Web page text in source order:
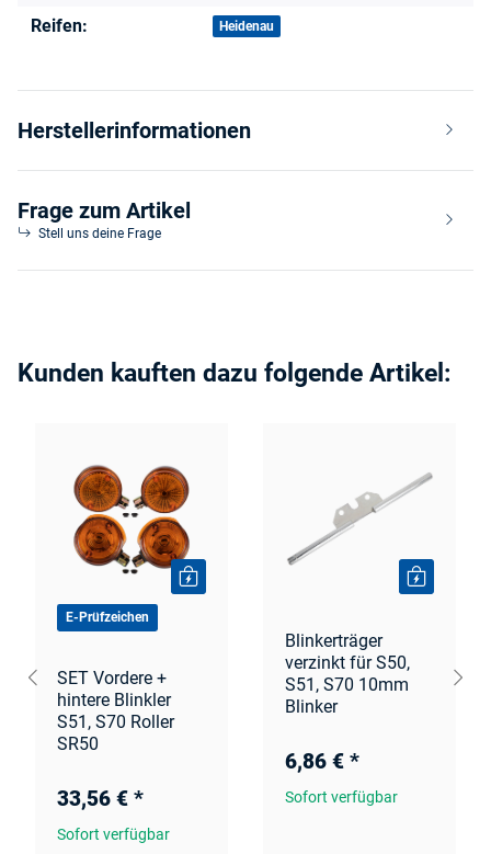
Reifen: Heidenau
Herstellerinformationen
Frage zum Artikel
Stell uns deine Frage
Kunden kauften dazu folgende Artikel:
E-Prüfzeichen
SET Vordere +
hintere Blinkler
S51, S70 Roller
SR50
33,56 € *
Sofort verfügbar
Blinkerträger
verzinkt für S50,
S51, S70 10mm
Blinker
6,86 € *
Sofort verfügbar